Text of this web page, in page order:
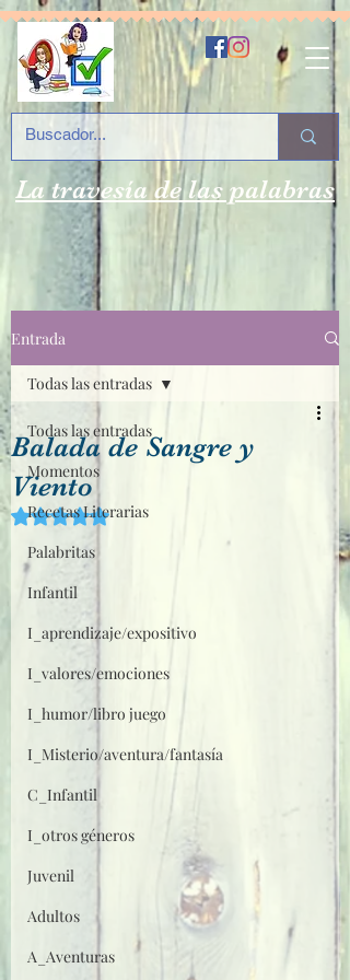
La travesía de las palabras
Entrada
Todas las entradas
Momentos
Recetas Literarias
Palabritas
Infantil
I_aprendizaje/expositivo
I_valores/emociones
I_humor/libro juego
I_Misterio/aventura/fantasía
C_Infantil
I_otros géneros
Juvenil
Adultos
A_Aventuras
Todas las entradas
Balada de Sangre y
Viento
Obtuvo NaN de 5 estrellas.